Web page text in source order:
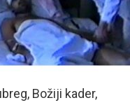
Božiji kader,